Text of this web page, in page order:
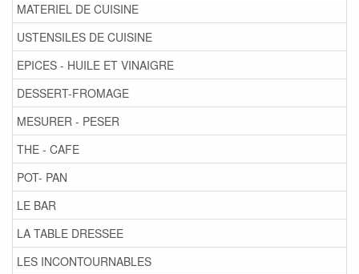
MATERIEL DE CUISINE
USTENSILES DE CUISINE
EPICES - HUILE ET VINAIGRE
DESSERT-FROMAGE
MESURER - PESER
THE - CAFE
POT- PAN
LE BAR
LA TABLE DRESSEE
LES INCONTOURNABLES